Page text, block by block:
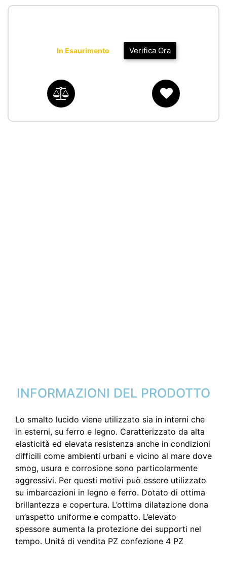
Verifica Ora
In Esaurimento
INFORMAZIONI DEL PRODOTTO
Lo smalto lucido viene utilizzato sia in interni che
in esterni, su ferro e legno. Caratterizzato da alta
elasticità ed elevata resistenza anche in condizioni
difficili come ambienti urbani e vicino al mare dove
smog, usura e corrosione sono particolarmente
aggressivi. Per questi motivi può essere utilizzato
su imbarcazioni in legno e ferro. Dotato di ottima
brillantezza e copertura. L’ottima dilatazione dona
un’aspetto uniforme e compatto. L’elevato
spessore aumenta la protezione dei supporti nel
tempo. Unità di vendita PZ confezione 4 PZ